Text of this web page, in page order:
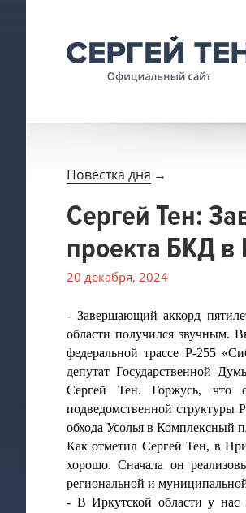
Повестка дня →
Сергей Тен:
проекта БКД в
20 декабря, 2024
- Завершающий аккорд
области получился звучным.
федеральной трассе Р-255
депутат Государственной
Сергей Тен. Горжусь, что
подведомственной структуры
обхода Усолья в Комплексный
Как отметил Сергей Тен, в
хорошо. Сначала он
региональной и
- В Иркутской области у нас